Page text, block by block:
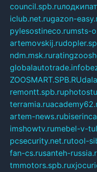
council.spb.ru
iclub.net.rugazon-
pylesostineco.rumsts-
artemovskij.ru
ndm.msk.ru
globalautotrade.info
ZOOSMART.SPB.RU
remontt.spb.ru
terramia.ru
artem-news.ru
imshowtv.rumebel-v-
pcsecurity.net.rutool-
fan-cs.rusanteh-
tmmotors.spb.ru